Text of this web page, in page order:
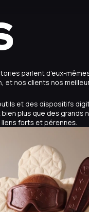
parlent d’eux-
nos clients nos
et des dispositifs
plus que des grands
forts et pérennes.